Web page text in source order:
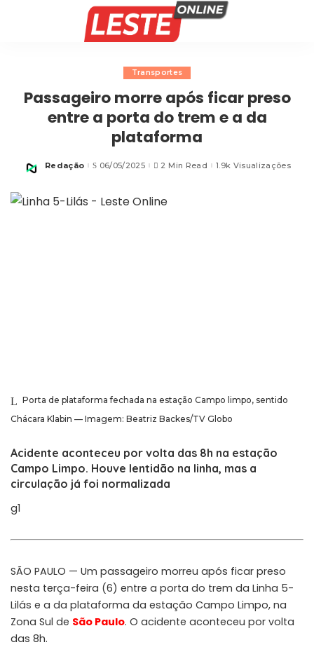
Transportes
Passageiro morre após ficar preso
entre a porta do trem e a da
plataforma
Posted
Redação 06/05/2025 2 Min Read 1.9k Visualizações
Porta de plataforma fechada na estação Campo limpo, sentido
Chácara Klabin — Imagem: Beatriz Backes/TV Globo
Acidente aconteceu por volta das 8h na estação
Campo Limpo. Houve lentidão na linha, mas a
circulação já foi normalizada
g1
SÃO PAULO — Um passageiro morreu após ficar preso
nesta terça-feira (6) entre a porta do trem da Linha 5-
Lilás e a da plataforma da estação Campo Limpo, na
Zona Sul de São Paulo. O acidente aconteceu por volta
das 8h.